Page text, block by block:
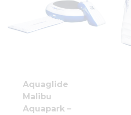
Aquaglide
Malibu
Aquapark –